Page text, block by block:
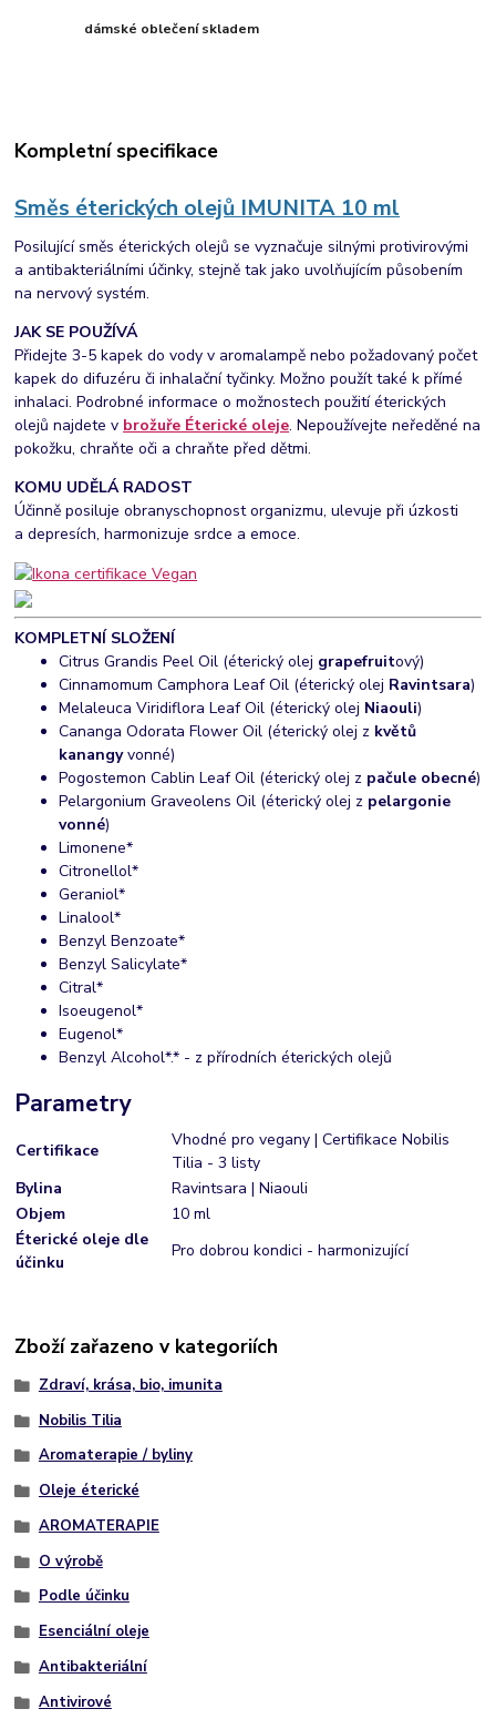
dámské oblečení skladem
Kompletní specifikace
Směs éterických olejů IMUNITA 10 ml
Posilující směs éterických olejů se vyznačuje silnými protivirovými
a antibakteriálními účinky, stejně tak jako uvolňujícím působením
na nervový systém.
JAK SE POUŽÍVÁ
Přidejte 3-5 kapek do vody v aromalampě nebo požadovaný počet
kapek do difuzéru či inhalační tyčinky. Možno použít také k přímé
inhalaci. Podrobné informace o možnostech použití éterických
olejů najdete v brožuře Éterické oleje. Nepoužívejte neředěné na
pokožku, chraňte oči a chraňte před dětmi.
KOMU UDĚLÁ RADOST
Účinně posiluje obranyschopnost organizmu, ulevuje při úzkosti
a depresích, harmonizuje srdce a emoce.
KOMPLETNÍ SLOŽENÍ
Citrus Grandis Peel Oil (éterický olej grapefruitový)
Cinnamomum Camphora Leaf Oil (éterický olej Ravintsara)
Melaleuca Viridiflora Leaf Oil (éterický olej Niaouli)
Cananga Odorata Flower Oil (éterický olej z květů
kanangyvonné)
Pogostemon Cablin Leaf Oil (éterický olej z pačule obecné)
Pelargonium Graveolens Oil (éterický olej z pelargonie
vonné)
Limonene*
Citronellol*
Geraniol*
Linalool*
Benzyl Benzoate*
Benzyl Salicylate*
Citral*
Isoeugenol*
Eugenol*
Benzyl Alcohol*.* - z přírodních éterických olejů
Parametry
Certifikace
Vhodné pro vegany | Certifikace Nobilis
Tilia - 3 listy
Bylina
Ravintsara | Niaouli
Objem
10 ml
Éterické oleje dle
účinku
Pro dobrou kondici - harmonizující
Zboží zařazeno v kategoriích
Zdraví, krása, bio, imunita
Nobilis Tilia
Aromaterapie / byliny
Oleje éterické
AROMATERAPIE
O výrobě
Podle účinku
Esenciální oleje
Antibakteriální
Antivirové